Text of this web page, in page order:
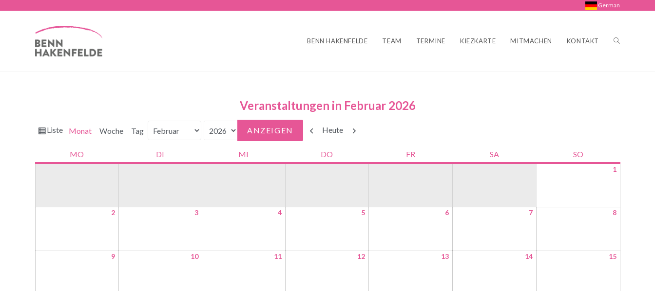
German
BENN HAKENFELDE TEAM TERMINE KIEZKARTE MITMACHEN KONTAKT
Veranstaltungen in Februar 2026
Ansicht
Liste Monat Woche Tag
Monat
Jahr
Zurück
Heute Weiter
MO DI MI DO FR SA SO
1
2 3 4 5 6 7 8
9 10 11 12 13 14 15